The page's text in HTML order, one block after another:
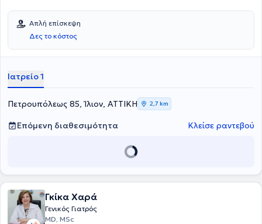
Χημικά Peelings και Fillers Υαλουρονικού Οξέος, με στόχο τη φυσική
ανανέωση και τη βελτίωση της εικόνας του δέρματος.Με
επιστημονική επάρκεια, υπευθυνότητα και ανθρωποκεντρική
προσέγγιση, παρέχει ολοκληρωμένη ιατρική φροντίδα
προσαρμοσμένη στις ανάγκες κάθε ασθενούς, συνδυάζοντας την
υγεία και την ποιότητα ζωής.
Απλή επίσκεψη
Δες το κόστος
Ιατρείο 1
Πετρουπόλεως 85, Ίλιον, ΑΤΤΙΚΗ 2,7 km
Επόμενη διαθεσιμότητα Κλείσε ραντεβού
Γκίκα Χαρά
Γενικός Γιατρός
MD, MSc